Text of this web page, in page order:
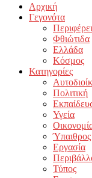
Facebook
Twitter
Instagram
Youtube
Email
Αρχική
Γεγονότα
Φθιώτιδα
Ελλάδα
Κόσμος
Κατηγορίες
Πολιτική
Υγεία
Ύπαιθρος
Εργασία
Τύπος